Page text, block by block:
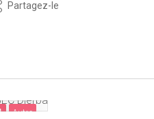
Partagez-le
Autre